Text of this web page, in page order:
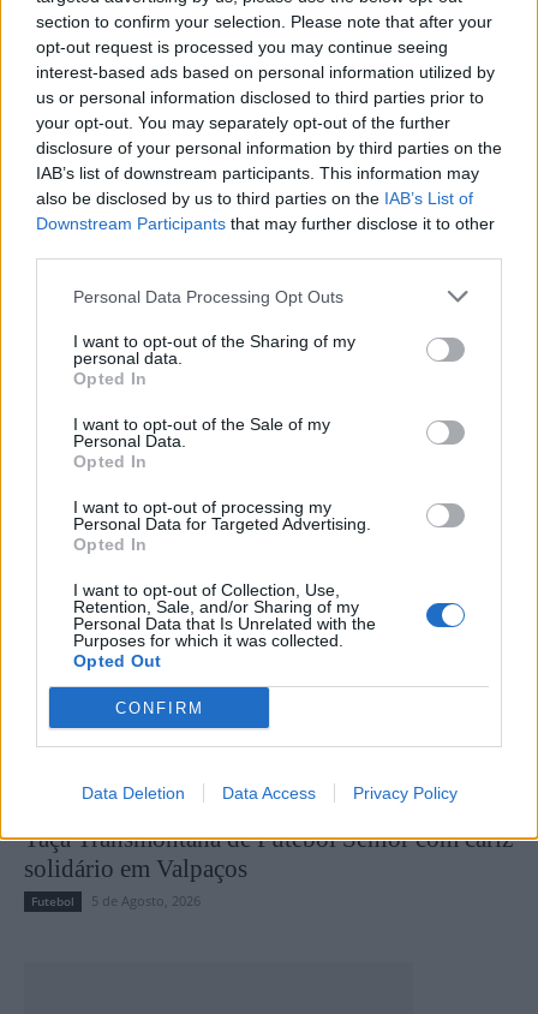
section to confirm your selection. Please note that after your
opt-out request is processed you may continue seeing
interest-based ads based on personal information utilized by
us or personal information disclosed to third parties prior to
your opt-out. You may separately opt-out of the further
disclosure of your personal information by third parties on the
IAB’s list of downstream participants. This information may
also be disclosed by us to third parties on the IAB’s List of
Downstream Participants that may further disclose it to other
Personal Data Processing Opt Outs
I want to opt-out of the Sharing of my
personal data.
Opted In
I want to opt-out of the Sale of my
Personal Data.
Opted In
I want to opt-out of processing my
Personal Data for Targeted Advertising.
Opted In
I want to opt-out of Collection, Use,
Retention, Sale, and/or Sharing of my
Personal Data that Is Unrelated with the
Purposes for which it was collected.
Opted Out
CONFIRM
Data Deletion Data Access Privacy Policy
LR
Artigo anterior
Régua anuncia renovação com
o treinador Flávio Fonseca
Próximo artigo
GCVR conquista bons
resultados em São João da
Últimas notícias
Taça Transmontana de Futebol Sénior com cariz
solidário em Valpaços
Futebol 5 de Agosto, 2026